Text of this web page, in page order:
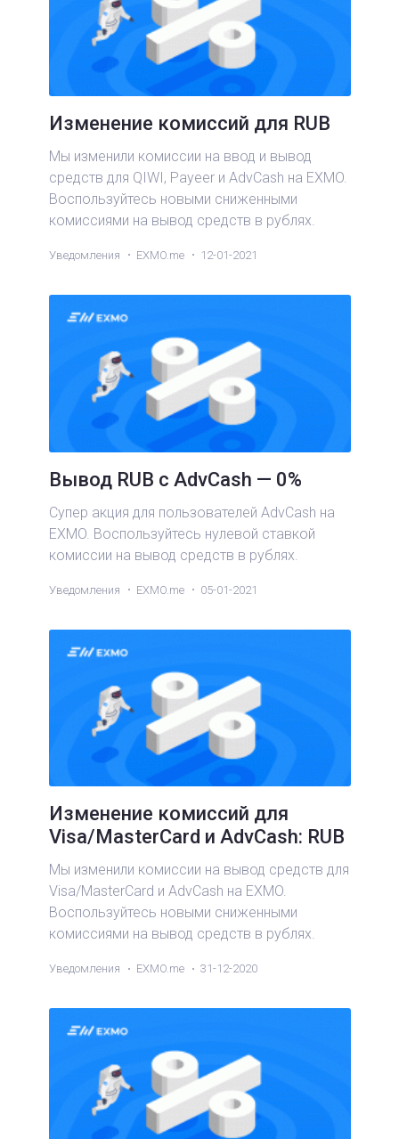
Изменение комиссий для RUB
Мы изменили комиссии на ввод и вывод
средств для QIWI, Payeer и AdvCash на EXMO.
Воспользуйтесь новыми сниженными
комиссиями на вывод средств в рублях.
Уведомления EXMO.me 12-01-2021
Вывод RUB с AdvCash — 0%
Супер акция для пользователей AdvCash на
EXMO. Воспользуйтесь нулевой ставкой
комиссии на вывод средств в рублях.
Уведомления EXMO.me 05-01-2021
Изменение комиссий для
Visa/MasterCard и AdvCash: RUB
Мы изменили комиссии на вывод средств для
Visa/MasterCard и AdvCash на EXMO.
Воспользуйтесь новыми сниженными
комиссиями на вывод средств в рублях.
Уведомления EXMO.me 31-12-2020